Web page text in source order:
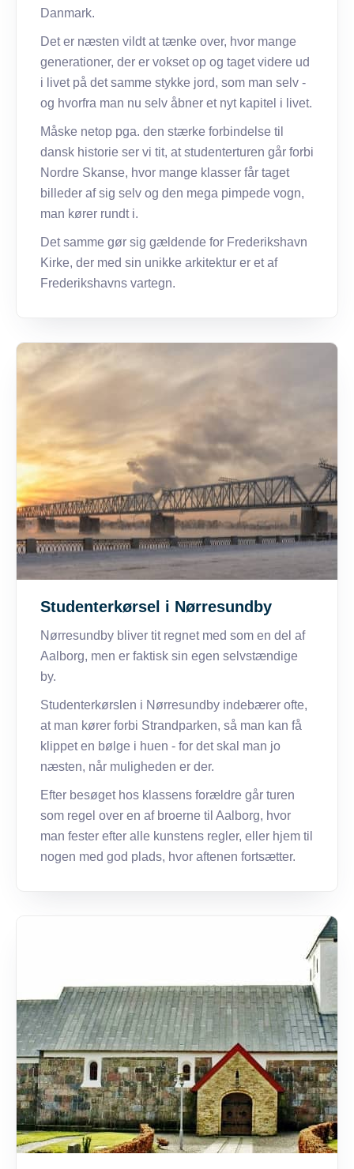
Danmark.
Det er næsten vildt at tænke over, hvor mange
generationer, der er vokset op og taget videre ud
i livet på det samme stykke jord, som man selv -
og hvorfra man nu selv åbner et nyt kapitel i livet.
Måske netop pga. den stærke forbindelse til
dansk historie ser vi tit, at studenterturen går forbi
Nordre Skanse, hvor mange klasser får taget
billeder af sig selv og den mega pimpede vogn,
man kører rundt i.
Det samme gør sig gældende for Frederikshavn
Kirke, der med sin unikke arkitektur er et af
Frederikshavns vartegn.
Studenterkørsel i Nørresundby
Nørresundby bliver tit regnet med som en del af
Aalborg, men er faktisk sin egen selvstændige
by.
Studenterkørslen i Nørresundby indebærer ofte,
at man kører forbi Strandparken, så man kan få
klippet en bølge i huen - for det skal man jo
næsten, når muligheden er der.
Efter besøget hos klassens forældre går turen
som regel over en af broerne til Aalborg, hvor
man fester efter alle kunstens regler, eller hjem til
nogen med god plads, hvor aftenen fortsætter.